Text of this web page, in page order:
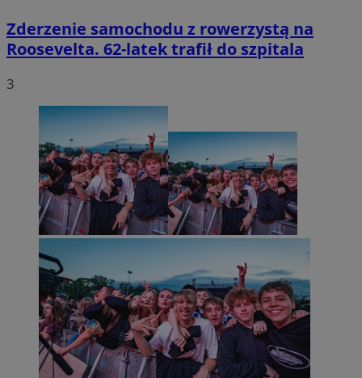
Zderzenie samochodu z rowerzystą na
Roosevelta. 62-latek trafił do szpitala
3